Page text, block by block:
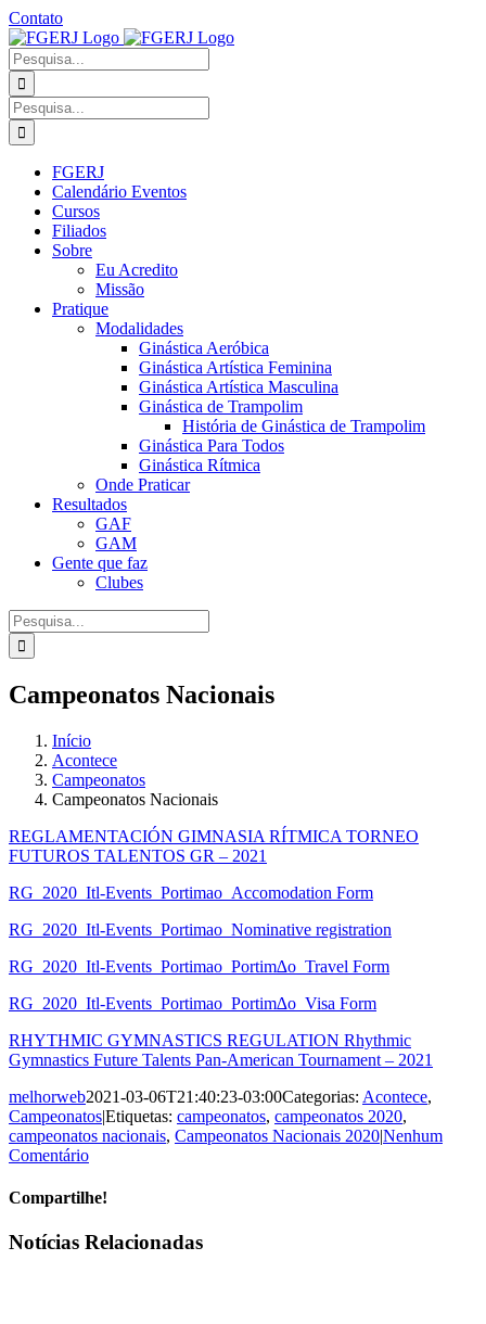
Ir
para
o
conteúdo
Contato
Facebook
Instagram
YouTube
Facebook
Grupo
Procurar
por:
Procurar
por:
FGERJ
Calendário Eventos
Cursos
Filiados
Sobre
Eu Acredito
Missão
Pratique
Modalidades
Ginástica Aeróbica
Ginástica Artística Feminina
Ginástica Artística Masculina
Ginástica de Trampolim
História de Ginástica de Trampolim
Ginástica Para Todos
Ginástica Rítmica
Onde Praticar
Resultados
GAF
GAM
Gente que faz
Clubes
Procurar
por:
Campeonatos Nacionais
Início
Acontece
Campeonatos
Campeonatos Nacionais
REGLAMENTACIÓN GIMNASIA RÍTMICA TORNEO
FUTUROS TALENTOS GR – 2021
RG_2020_Itl-Events_Portimao_Accomodation Form
RG_2020_Itl-Events_Portimao_Nominative registration
RG_2020_Itl-Events_Portimao_Portim∆o_Travel Form
RG_2020_Itl-Events_Portimao_Portim∆o_Visa Form
RHYTHMIC GYMNASTICS REGULATION Rhythmic
Gymnastics Future Talents Pan-American Tournament – 2021
melhorweb2021-03-06T21:40:23-03:00Categorias: Acontece,
Campeonatos|Etiquetas: campeonatos, campeonatos 2020,
campeonatos nacionais, Campeonatos Nacionais 2020|Nenhum
Comentário
Compartilhe!
Facebook
X
WhatsApp
E-
Notícias Relacionadas